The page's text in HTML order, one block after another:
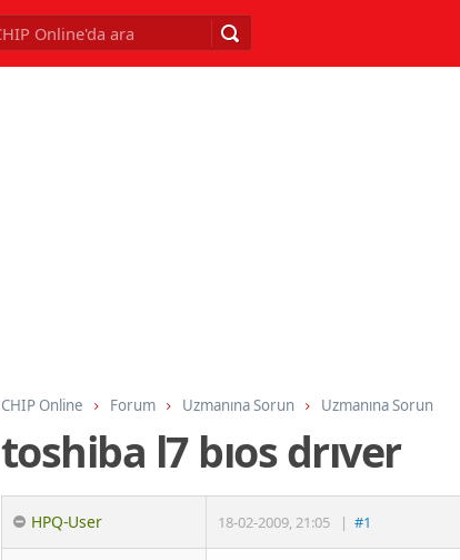
CHIP Online Forum Uzmanına Sorun Uzmanına Sorun
toshiba l7 bıos drıver
HPQ-User 18-02-2009,21:05 | #1